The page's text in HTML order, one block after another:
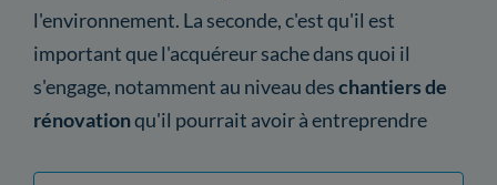
l'environnement. La seconde, c'est qu'il est
important que l'acquéreur sache dans quoi il
s'engage, notamment au niveau deschantiers de
rénovationqu'il pourrait avoir à entreprendre